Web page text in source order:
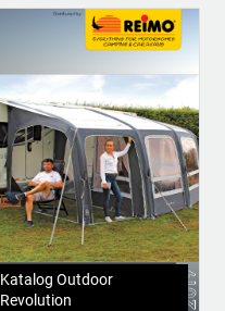
Katalog Outdoor
Revolution